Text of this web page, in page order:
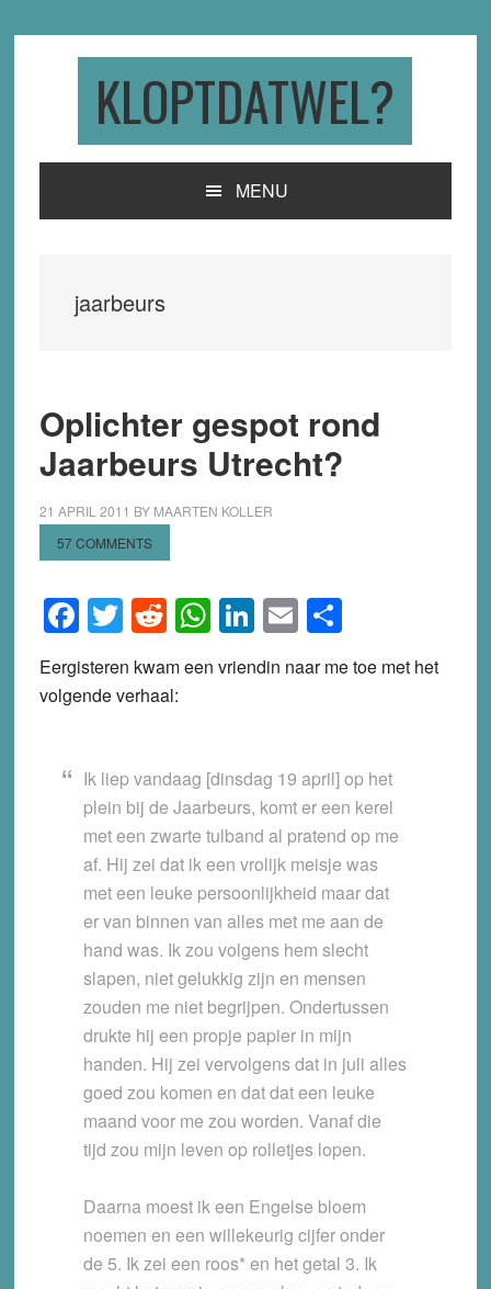
KLOPTDATWEL?
MENU
jaarbeurs
Oplichter gespot rond
Jaarbeurs Utrecht?
21 APRIL 2011 BY MAARTEN KOLLER
57 COMMENTS
Facebook
Twitter
Reddit
WhatsApp
LinkedIn
EmailShare
Eergisteren kwam een vriendin naar me toe met het
volgende verhaal:
Ik liep vandaag [dinsdag 19 april] op het
plein bij de Jaarbeurs, komt er een kerel
met een zwarte tulband al pratend op me
af. Hij zei dat ik een vrolijk meisje was
met een leuke persoonlijkheid maar dat
er van binnen van alles met me aan de
hand was. Ik zou volgens hem slecht
slapen, niet gelukkig zijn en mensen
zouden me niet begrijpen. Ondertussen
drukte hij een propje papier in mijn
handen. Hij zei vervolgens dat in juli alles
goed zou komen en dat dat een leuke
maand voor me zou worden. Vanaf die
tijd zou mijn leven op rolletjes lopen.
Daarna moest ik een Engelse bloem
noemen en een willekeurig cijfer onder
de 5. Ik zei een roos* en het getal 3. Ik